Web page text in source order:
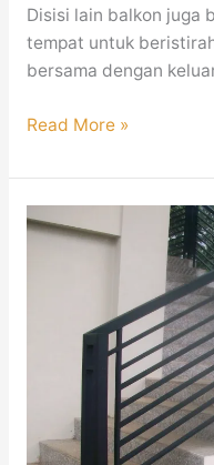
Disisi lain balkon juga
tempat untuk
bersama dengan
Read More »
Railing
Tangga
Modern
Jakarta